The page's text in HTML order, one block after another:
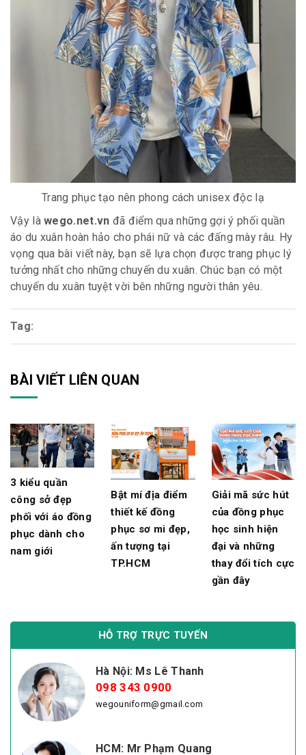
Trang phục tạo nên phong cách unisex độc lạ
Vậy làwego.net.vn đã điểm qua những gợi ý phối quần
áo du xuân hoàn hảo cho phái nữ và các đấng mày râu. Hy
vọng qua bài viết này, bạn sẽ lựa chọn được trang phục lý
tưởng nhất cho những chuyến du xuân. Chúc bạn có một
chuyến du xuân tuyệt vời bên những người thân yêu.
Tag:
BÀI VIẾT LIÊN QUAN
3 kiểu quần
công sở đẹp
phối với áo đồng
phục dành cho
nam giới
Bật mí địa điểm
thiết kế đồng
phục sơ mi đẹp,
ấn tượng tại
TP.HCM
Giải mã sức hút
của đồng phục
học sinh hiện
đại và những
thay đổi tích cực
gần đây
HỖ TRỢ TRỰC TUYẾN
Hà Nội: Ms Lê Thanh
098 343 0900
wegouniform@gmail.com
HCM: Mr Phạm Quang